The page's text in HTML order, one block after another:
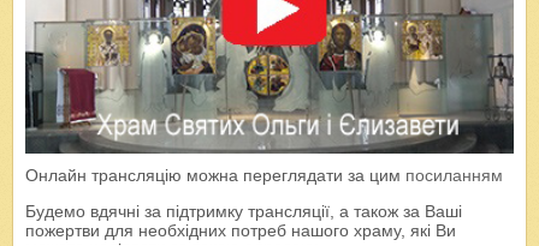
Онлайн трансляцію можна переглядати за цим посиланням
Будемо вдячні за підтримку трансляції, а також за Ваші
пожертви для необхідних потреб нашого храму, які Ви